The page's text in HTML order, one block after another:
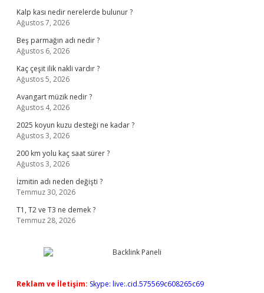
Kalp kası nedir nerelerde bulunur ?
Ağustos 7, 2026
Beş parmağın adı nedir ?
Ağustos 6, 2026
Kaç çeşit ilik nakli vardır ?
Ağustos 5, 2026
Avangart müzik nedir ?
Ağustos 4, 2026
2025 koyun kuzu desteği ne kadar ?
Ağustos 3, 2026
200 km yolu kaç saat sürer ?
Ağustos 3, 2026
İzmitin adı neden değişti ?
Temmuz 30, 2026
T1, T2 ve T3 ne demek ?
Temmuz 28, 2026
Reklam ve İletişim: Skype: live:.cid.575569c608265c69